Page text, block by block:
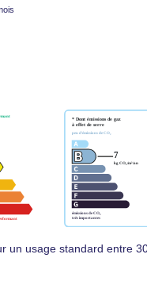
un usage standard entre